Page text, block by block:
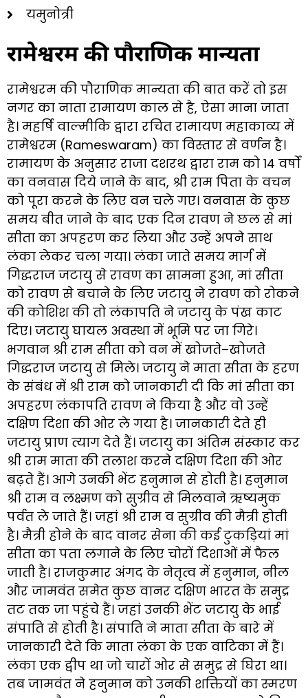
यमुनोत्री
रामेश्वरम की पौराणिक मान्यता
रामेश्वरम की पौराणिक मान्यता की बात करें तो इस
नगर का नाता रामायण काल से है, ऐसा माना जाता
है। महर्षि वाल्मीकि द्वारा रचित रामायण महाकाव्य में
रामेश्वरम (Rameswaram) का विस्तार से वर्णन है।
रामायण के अनुसार राजा दशरथ द्वारा राम को 14 वर्षों
का वनवास दिये जाने के बाद, श्री राम पिता के वचन
को पूरा करने के लिए वन चले गए। वनवास के कुछ
समय बीत जाने के बाद एक दिन रावण ने छल से मां
सीता का अपहरण कर लिया और उन्हें अपने साथ
लंका लेकर चला गया। लंका जाते समय मार्ग में
गिद्धराज जटायु से रावण का सामना हुआ, मां सीता
को रावण से बचाने के लिए जटायु ने रावण को रोकने
की कोशिश की तो लंकापति ने जटायु के पंख काट
दिए। जटायु घायल अवस्था में भूमि पर जा गिरे।
भगवान श्री राम सीता को वन में खोजते–खोजते
गिद्धराज जटायु से मिले। जटायु ने माता सीता के हरण
के संबंध में श्री राम को जानकारी दी कि मां सीता का
अपहरण लंकापति रावण ने किया है और वो उन्हें
दक्षिण दिशा की ओर ले गया है। जानकारी देते ही
जटायु प्राण त्याग देते हैं। जटायु का अंतिम संस्कार कर
श्री राम माता की तलाश करने दक्षिण दिशा की ओर
बढ़ते हैं। आगे उनकी भेंट हनुमान से होती है। हनुमान
श्री राम व लक्ष्मण को सुग्रीव से मिलवाने ऋष्यमुक
पर्वत ले जाते हैं। जहां श्री राम व सुग्रीव की मैत्री होती
है। मैत्री होने के बाद वानर सेना की कई टुकड़ियां मां
सीता का पता लगाने के लिए चोरों दिशाओं में फैल
जाती है। राजकुमार अंगद के नेतृत्व में हनुमान, नील
और जामवंत समेत कुछ वानर दक्षिण भारत के समुद्र
तट तक जा पहुंचे हैं। जहां उनकी भेंट जटायु के भाई
संपाति से होती है। संपाति ने माता सीता के बारे में
जानकारी देते कि माता लंका के एक वाटिका में हैं।
लंका एक द्वीप था जो चारों ओर से समुद्र से घिरा था।
तब जामवंत ने हनुमान को उनकी शक्तियों का स्मरण